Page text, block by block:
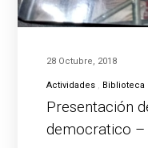
28 Octubre, 2018
Actividades Biblioteca
Presentación
democratico –